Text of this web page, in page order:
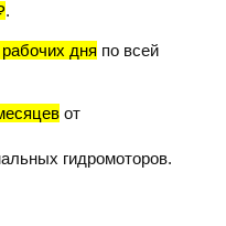
.
дня по всей
от
гидромоторов.